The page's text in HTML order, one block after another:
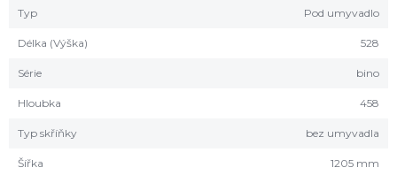
Typ Pod umyvadlo
Délka (Výška) 528
Série bino
Hloubka 458
Typ skříňky bez umyvadla
Šířka 1205 mm